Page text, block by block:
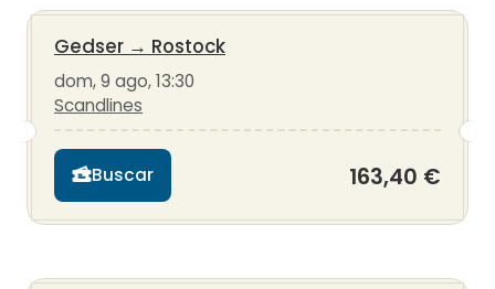
Gedser → Rostock
dom, 9 ago, 13:30
Scandlines
Buscar 163,40 €